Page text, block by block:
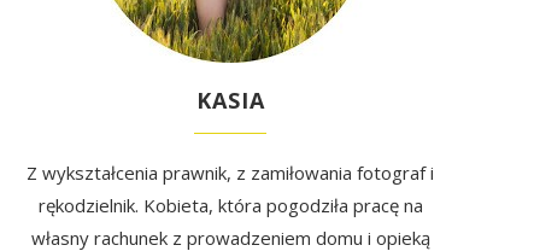
KASIA
Z wykształcenia prawnik, z zamiłowania fotograf i
rękodzielnik. Kobieta, która pogodziła pracę na
własny rachunek z prowadzeniem domu i opieką